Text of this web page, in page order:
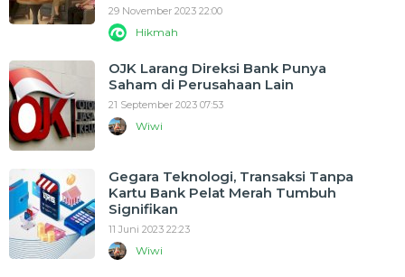
29 November 2023 22:00
Hikmah
OJK Larang Direksi Bank Punya
Saham di Perusahaan Lain
21 September 2023 07:53
Wiwi
Gegara Teknologi, Transaksi Tanpa
Kartu Bank Pelat Merah Tumbuh
Signifikan
11 Juni 2023 22:23
Wiwi